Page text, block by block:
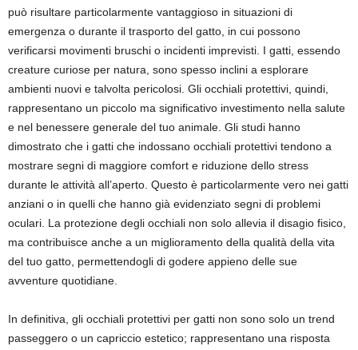
può risultare particolarmente vantaggioso in situazioni di
emergenza o durante il trasporto del gatto, in cui possono
verificarsi movimenti bruschi o incidenti imprevisti. I gatti, essendo
creature curiose per natura, sono spesso inclini a esplorare
ambienti nuovi e talvolta pericolosi. Gli occhiali protettivi, quindi,
rappresentano un piccolo ma significativo investimento nella salute
e nel benessere generale del tuo animale. Gli studi hanno
dimostrato che i gatti che indossano occhiali protettivi tendono a
mostrare segni di maggiore comfort e riduzione dello stress
durante le attività all’aperto. Questo è particolarmente vero nei gatti
anziani o in quelli che hanno già evidenziato segni di problemi
oculari. La protezione degli occhiali non solo allevia il disagio fisico,
ma contribuisce anche a un miglioramento della qualità della vita
del tuo gatto, permettendogli di godere appieno delle sue
avventure quotidiane.
In definitiva, gli occhiali protettivi per gatti non sono solo un trend
passeggero o un capriccio estetico; rappresentano una risposta